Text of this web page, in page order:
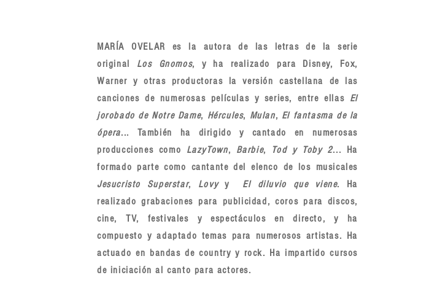
MARÍA OVELAR es la autora de las letras de la serie
original Los Gnomos, y ha realizado para Disney, Fox,
Warner y otras productoras la versión castellana de las
canciones de numerosas películas y series, entre ellas El
jorobado de Notre Dame, Hércules, Mulan, El fantasma de la
ópera... También ha dirigido y cantado en numerosas
producciones como LazyTown, Barbie, Tod y Toby 2... Ha
formado parte como cantante del elenco de los musicales
Jesucristo Superstar, Lovyy El diluvio que viene. Ha
realizado grabaciones para publicidad, coros para discos,
cine, TV, festivales y espectáculos en directo, y ha
compuesto y adaptado temas para numerosos artistas. Ha
actuado en bandas de country y rock. Ha impartido cursos
de iniciación al canto para actores.